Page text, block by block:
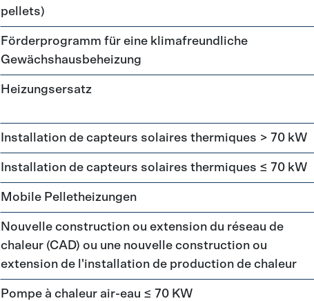
pellets)
Förderprogramm für eine klimafreundliche
Gewächshausbeheizung
Heizungsersatz
Installation de capteurs solaires thermiques > 70 kW
Installation de capteurs solaires thermiques ≤ 70 kW
Mobile Pelletheizungen
Nouvelle construction ou extension du réseau de
chaleur (CAD) ou une nouvelle construction ou
extension de l'installation de production de chaleur
Pompe à chaleur air-eau ≤ 70 KW